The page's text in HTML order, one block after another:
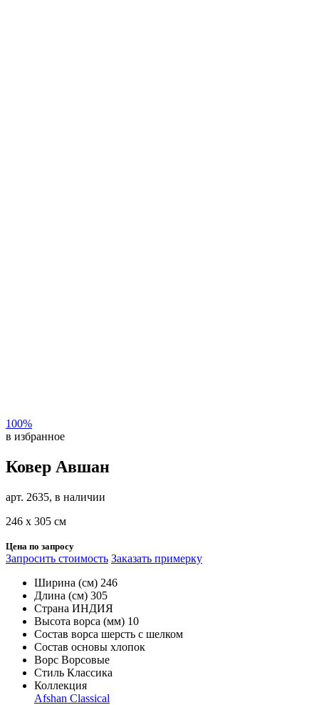
100%
в избранное
Ковер Авшан
арт. 2635, в наличии
246 х 305 см
Цена по запросу
Запросить стоимость Заказать примерку
Ширина (см) 246
Длина (см) 305
Страна ИНДИЯ
Высота ворса (мм) 10
Состав ворса шерсть с шелком
Состав основы хлопок
Ворс Ворсовые
Стиль Классика
Коллекция
Afshan Classical